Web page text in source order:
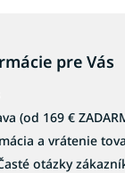
pre Vás
(od 169 €
a vrátenie
otázky